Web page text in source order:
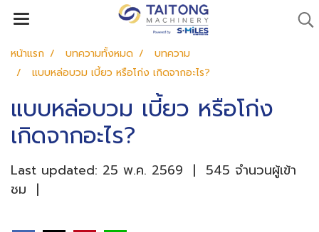
หน้าแรก บทความทั้งหมด
บทความ
แบบหล่อบวม เบี้ยว หรือโก่ง เกิดจากอะไร?
แบบหล่อบวม เบี้ยว หรือโก่ง
เกิดจากอะไร?
Last updated: 25 พ.ค. 2569 | 545 จำนวนผู้เข้า
ชม |